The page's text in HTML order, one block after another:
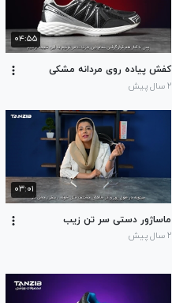
۰۴:۵۵
کفش پیاده روی مردانه مشکی
۲ سال پیش
۰۳:۰۱
ماساژور دستی سر تن زیب
۲ سال پیش